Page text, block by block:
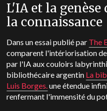
L'IA et la
la connaissance
Dans un essai publié par The
comparent l'intériorisation
par l'IA aux couloirs
bibliothécaire argentin La
Luis Borges.une étendue
renfermant l'immensité du